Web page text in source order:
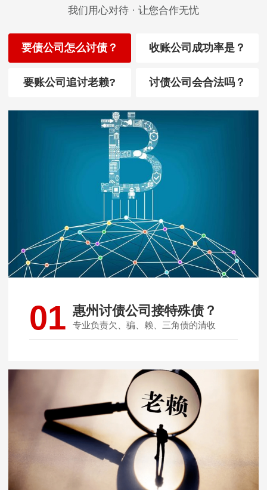
我们用心对待 · 让您合作无忧
要债公司怎么讨债？ 收账公司成功率是？
要账公司追讨老赖? 讨债公司会合法吗？
01 惠州讨债公司接特殊债？
专业负责欠、骗、赖、三角债的清收